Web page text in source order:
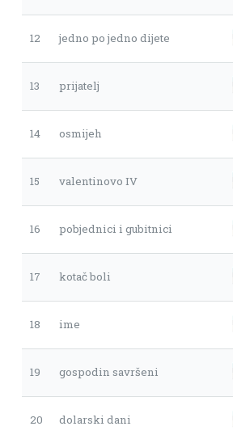
12 jedno po jedno dijete
13 prijatelj
14 osmijeh
15 valentinovo IV
16 pobjednici i gubitnici
17 kotač boli
18 ime
19 gospodin savršeni
20 dolarski dani